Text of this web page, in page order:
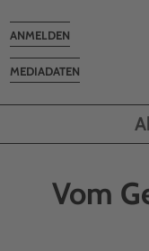
MEDIADATEN
Toggle
navigation
ANMELDEN
Vom